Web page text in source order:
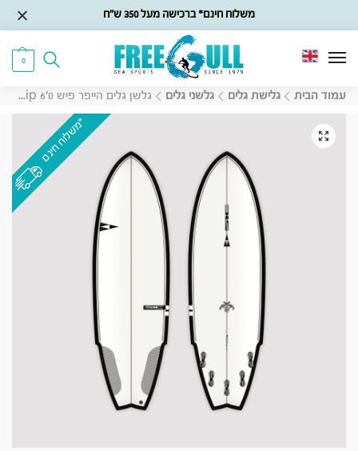
משלוח חינם* ברכישה מעל 350 ש״ח
0
עמוד הבית גלישת גלים גלשני גלים גלשן גלים הייפר פיש SIC Pistol Whip 6’0